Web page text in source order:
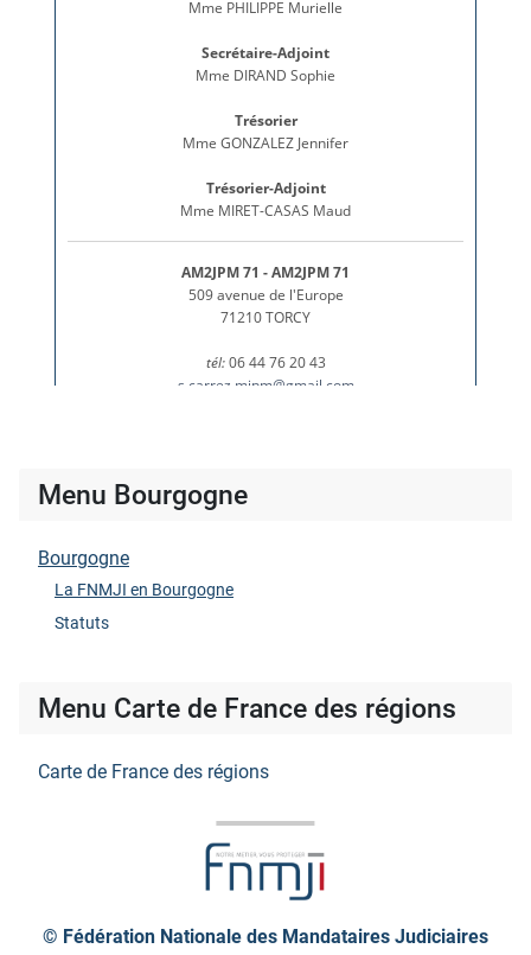
Menu Bourgogne
Bourgogne
La FNMJI en Bourgogne
Statuts
Menu Carte de France des régions
Carte de France des régions
© Fédération Nationale des Mandataires Judiciaires